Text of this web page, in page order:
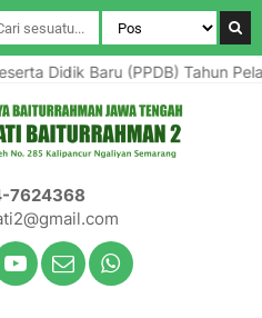
Didik Baru (PPDB) Tahun
7624368